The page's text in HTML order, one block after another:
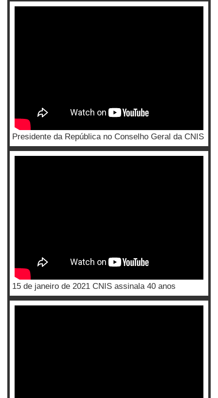
Presidente da República no Conselho Geral da CNIS
15 de janeiro de 2021 CNIS assinala 40 anos